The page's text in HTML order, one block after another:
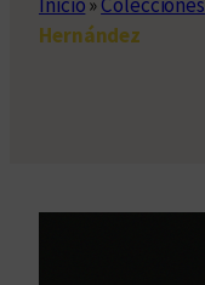
Hernández